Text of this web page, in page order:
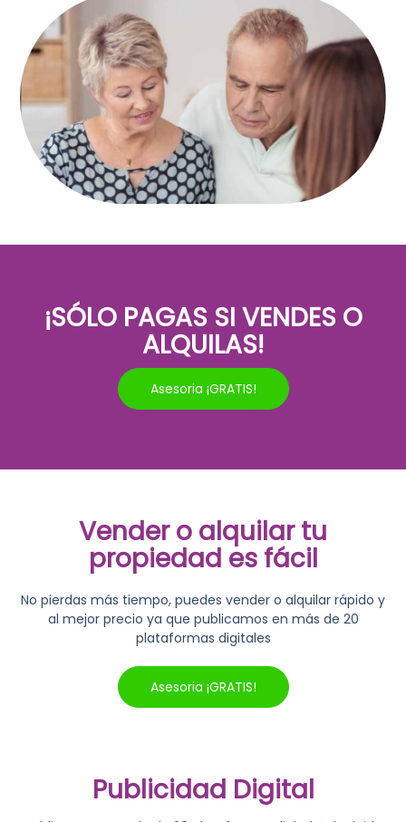
¡SÓLO PAGAS SI VENDES O
ALQUILAS!
Asesoria ¡GRATIS!
Vender o alquilar tu
propiedad es fácil
No pierdas más tiempo, puedes vender o alquilar rápido y
al mejor precio ya que publicamos en más de 20
plataformas digitales
Asesoria ¡GRATIS!
Publicidad Digital